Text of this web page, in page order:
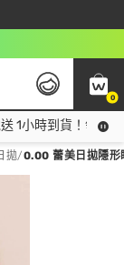
0
1小時到貨！領神
拋/0.00 蕾美日拋隱形